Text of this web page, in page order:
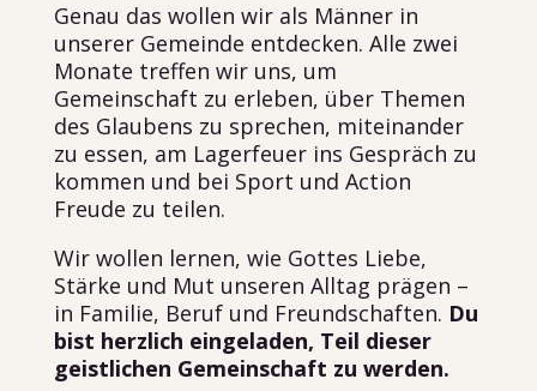
Genau das wollen wir als Männer in
unserer Gemeinde entdecken. Alle zwei
Monate treffen wir uns, um
Gemeinschaft zu erleben, über Themen
des Glaubens zu sprechen, miteinander
zu essen, am Lagerfeuer ins Gespräch zu
kommen und bei Sport und Action
Freude zu teilen.
Wir wollen lernen, wie Gottes Liebe,
Stärke und Mut unseren Alltag prägen –
in Familie, Beruf und Freundschaften. Du
bist herzlich eingeladen, Teil dieser
geistlichen Gemeinschaft zu werden.